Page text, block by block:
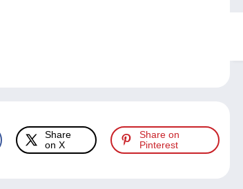
Share
on X
Share on
Pinterest